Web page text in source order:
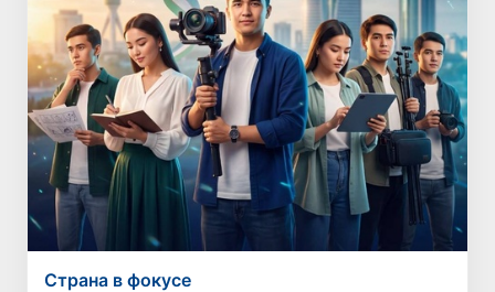
Страна в фокусе